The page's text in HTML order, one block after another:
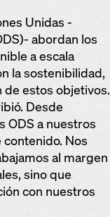
Unidas -
abordan los
a escala
la sostenibilidad,
estos objetivos.
Desde
ODS a nuestros
Nos
al margen
sino que
con nuestros